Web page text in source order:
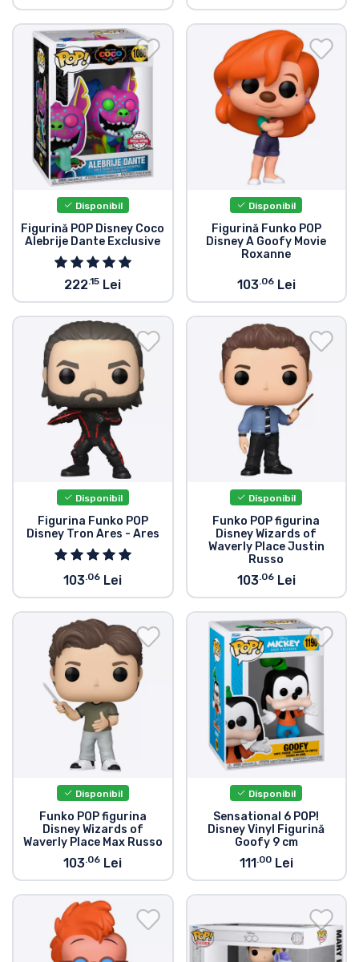
Disponibil
Figurină POP Disney Coco
Alebrije Dante Exclusive
222.15 Lei
Disponibil
Figurină Funko POP
Disney A Goofy Movie
Roxanne
103.06Lei
Disponibil
Figurina Funko POP
Disney Tron Ares - Ares
103.06 Lei
Disponibil
Funko POP figurina
Disney Wizards of
Waverly Place Justin
Russo
103.06Lei
Disponibil
Funko POP figurina
Disney Wizards of
Waverly Place Max Russo
103.06 Lei
Disponibil
Sensational 6 POP!
Disney Vinyl Figurină
Goofy 9 cm
111.00Lei